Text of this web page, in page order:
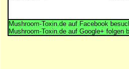
Mushroom-Toxin.de auf Facebook
Mushroom-Toxin.de auf Google+ folgen